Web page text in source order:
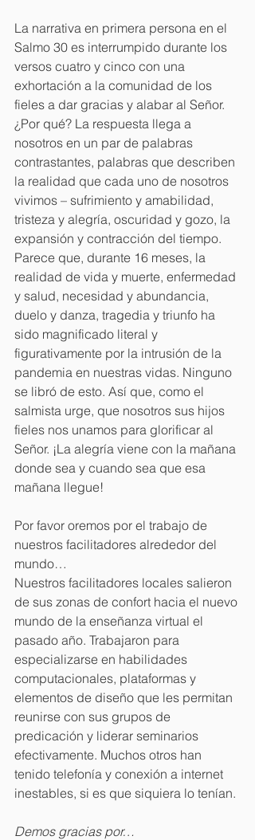
La narrativa en primera persona en el
Salmo 30 es interrumpido durante los
versos cuatro y cinco con una
exhortación a la comunidad de los
fieles a dar gracias y alabar al Señor.
¿Por qué? La respuesta llega a
nosotros en un par de palabras
contrastantes, palabras que describen
la realidad que cada uno de nosotros
vivimos – sufrimiento y amabilidad,
tristeza y alegría, oscuridad y gozo, la
expansión y contracción del tiempo.
Parece que, durante 16 meses, la
realidad de vida y muerte, enfermedad
y salud, necesidad y abundancia,
duelo y danza, tragedia y triunfo ha
sido magnificado literal y
figurativamente por la intrusión de la
pandemia en nuestras vidas. Ninguno
se libró de esto. Así que, como el
salmista urge, que nosotros sus hijos
fieles nos unamos para glorificar al
Señor. ¡La alegría viene con la mañana
donde sea y cuando sea que esa
mañana llegue!
Por favor oremos por el trabajo de
nuestros facilitadores alrededor del
mundo…
Nuestros facilitadores locales salieron
de sus zonas de confort hacia el nuevo
mundo de la enseñanza virtual el
pasado año. Trabajaron para
especializarse en habilidades
computacionales, plataformas y
elementos de diseño que les permitan
reunirse con sus grupos de
predicación y liderar seminarios
efectivamente. Muchos otros han
tenido telefonía y conexión a internet
inestables, si es que siquiera lo tenían.
Demos gracias por…